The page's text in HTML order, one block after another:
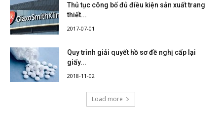
Thủ tục công bố đủ điều kiện sản xuất trang
thiết...
2017-07-01
Quy trình giải quyết hồ sơ đề nghị cấp lại
giấy...
2018-11-02
Load more